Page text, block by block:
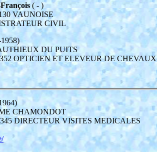
( - )
VAUNOISE
CIVIL
DU PUITS
OPTICIEN ET ELEVEUR DE CHEVAUX
CHAMONDOT
DIRECTEUR VISITES MEDICALES